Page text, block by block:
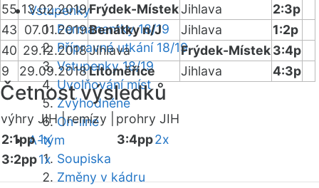
Vstupenky
Permanentky 18/19
Přípravná utkání 18/19
Vstupenky 18/19
Uvolňování míst
Zvýhodněné
On-line
A-tým
Soupiska
Změny v kádru
55 13.02.2019Frýdek-MístekJihlava
2:3p
43 07.01.2019Benátky n/J Jihlava
1:2p
40 29.12.2018Jihlava Frýdek-Místek3:4p
9
29.09.2018Litoměřice Jihlava 4:3p
Četnost výsledků
výhry JIH |remízy |
prohry JIH
2:1pp 1x
3:2pp1x
3:4pp2x